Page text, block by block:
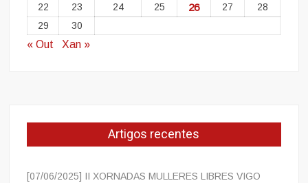
22
23 24 25 26 27
28
29
30
« Out Xan »
Artigos recentes
[07/06/2025] II XORNADAS MULLERES LIBRES VIGO